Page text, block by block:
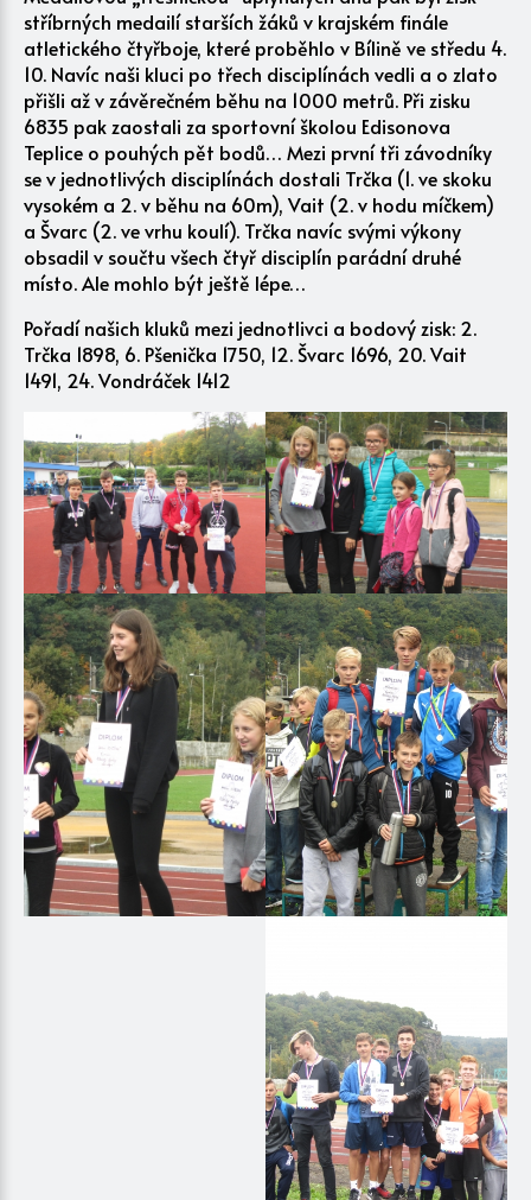
stříbrných medailí starších žáků v krajském finále
atletického čtyřboje, které proběhlo v Bílině ve středu 4.
10. Navíc naši kluci po třech disciplínách vedli a o zlato
přišli až v závěrečném běhu na 1000 metrů. Při zisku
6835 pak zaostali za sportovní školou Edisonova
Teplice o pouhých pět bodů… Mezi první tři závodníky
se v jednotlivých disciplínách dostali Trčka (1. ve skoku
vysokém a 2. v běhu na 60m), Vait (2. v hodu míčkem)
a Švarc (2. ve vrhu koulí). Trčka navíc svými výkony
obsadil v součtu všech čtyř disciplín parádní druhé
místo. Ale mohlo být ještě lépe…
Pořadí našich kluků mezi jednotlivci a bodový zisk: 2.
Trčka 1898, 6. Pšenička 1750, 12. Švarc 1696, 20. Vait
1491, 24. Vondráček 1412